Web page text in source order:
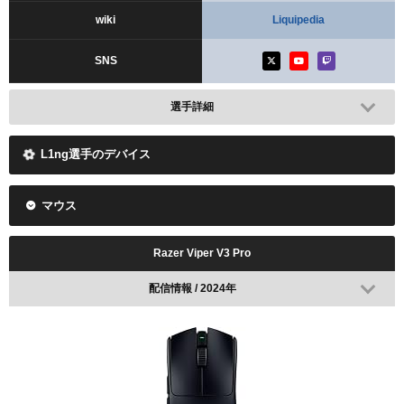
wiki Liquipedia
SNS
選手詳細
L1ng選手のデバイス
マウス
Razer Viper V3 Pro
配信情報 / 2024年